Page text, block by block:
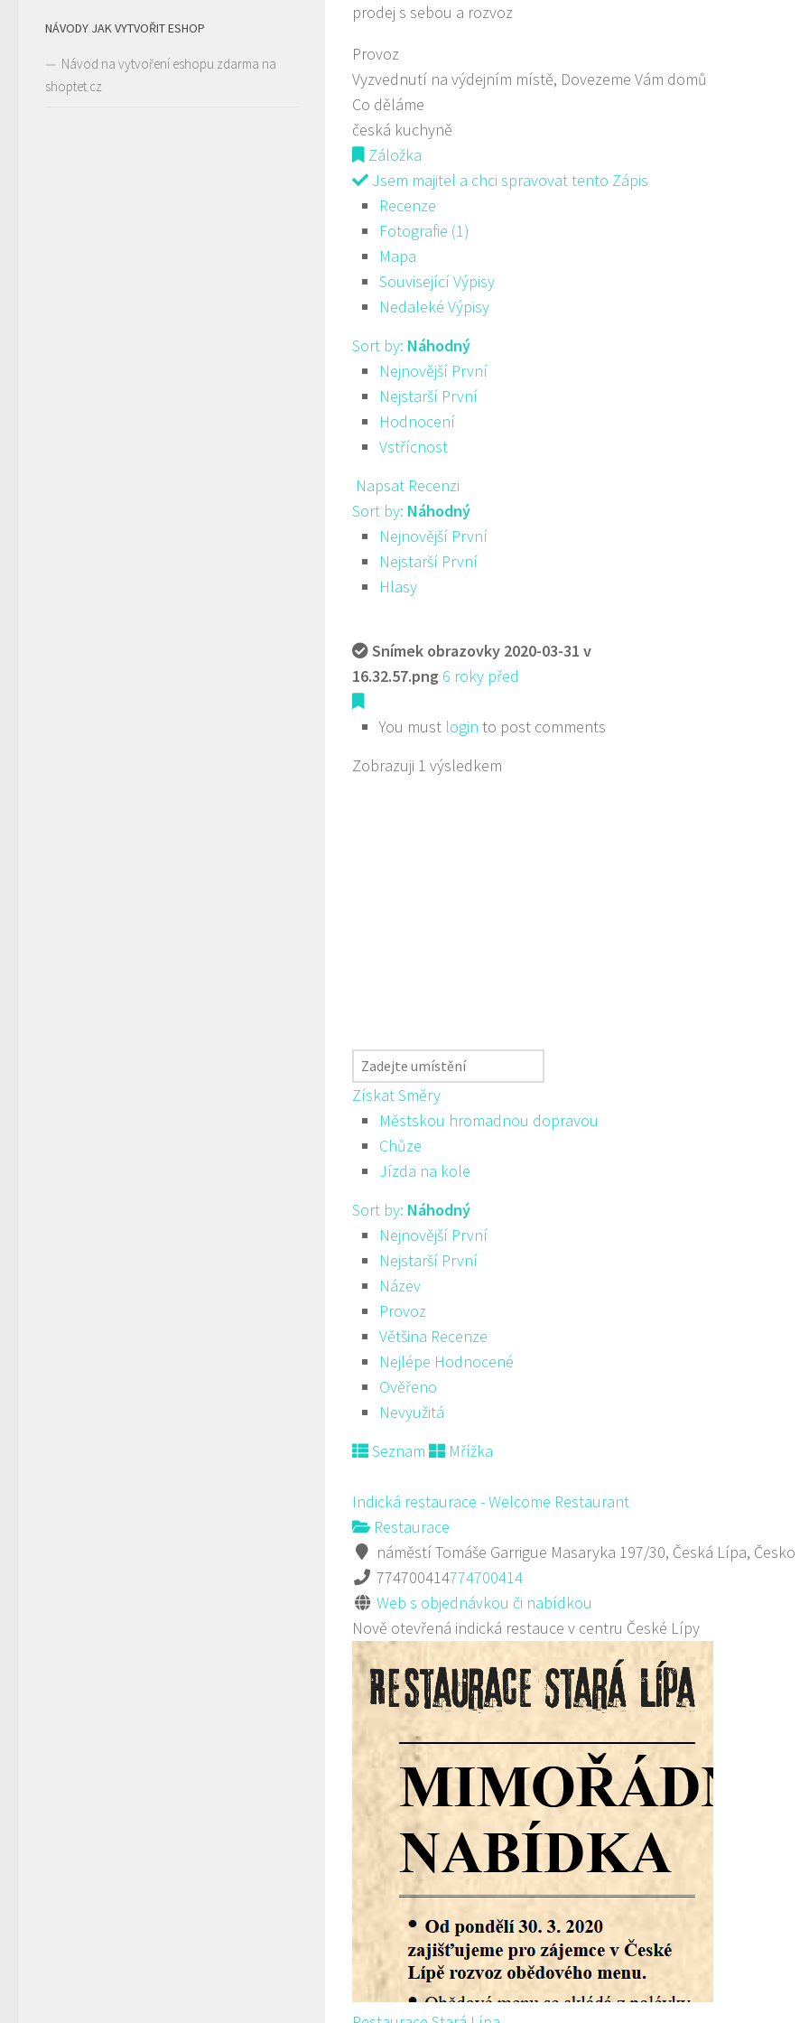
prodej s sebou a rozvoz
Provoz
Vyzvednutí na výdejním místě, Dovezeme Vám domů
Co děláme
česká kuchyně
Záložka
Jsem majitel a chci spravovat tento Zápis
Recenze
Fotografie (1)
Mapa
Související Výpisy
Nedaleké Výpisy
Sort by: Náhodný
Nejnovější První
Nejstarší První
Hodnocení
Vstřícnost
Napsat Recenzi
Sort by: Náhodný
Nejnovější První
Nejstarší První
Hlasy
Snímek obrazovky 2020-03-31 v
16.32.57.png 6 roky před
You must login to post comments
Zobrazuji 1 výsledkem
Získat Směry
Městskou hromadnou dopravou
Chůze
Jízda na kole
Sort by: Náhodný
Nejnovější První
Nejstarší První
Název
Provoz
Většina Recenze
Nejlépe Hodnocené
Ověřeno
Nevyužitá
Seznam
Mřížka
Indická restaurace - Welcome Restaurant
Restaurace
náměstí Tomáše Garrigue Masaryka 197/30, Česká Lípa, Česko
774700414774700414
Web s objednávkou či nabídkou
Nově otevřená indická restauce v centru České Lípy
NÁVODY JAK VYTVOŘIT ESHOP
Návod na vytvoření eshopu zdarma na
shoptet.cz